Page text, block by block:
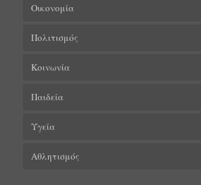
Οικονομία
Πολιτισμός
Κοινωνία
Παιδεία
Υγεία
Αθλητισμός